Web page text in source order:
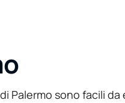
Palermo sono facili